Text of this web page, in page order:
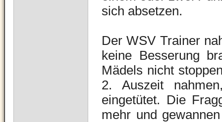
sich absetzen.
Der WSV Trainer
keine Besserung
Mädels nicht
2. Auszeit
eingetütet. Die
mehr und